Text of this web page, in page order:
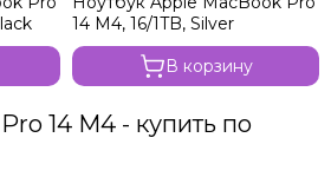
14 M4, 16/1TB, Silver
В корзину
14 M4 - купить по